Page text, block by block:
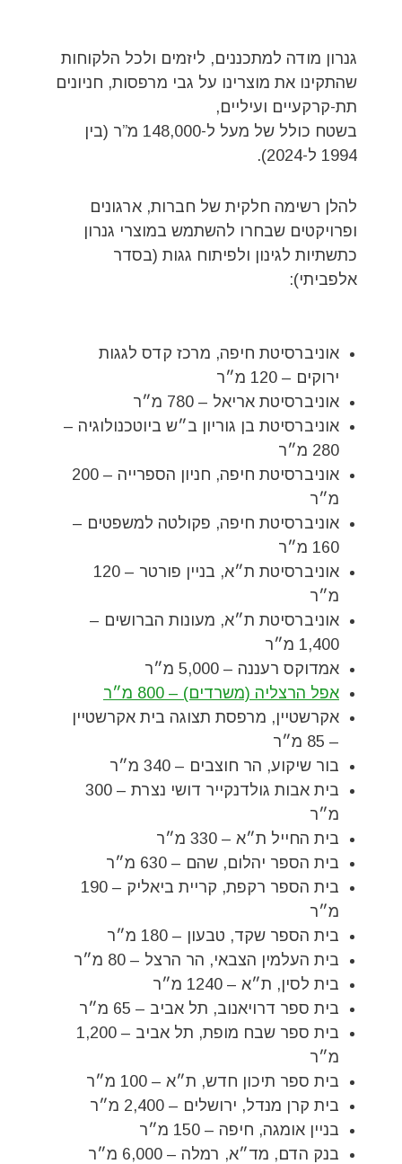
גנרון מודה למתכננים, ליזמים ולכל הלקוחות
שהתקינו את מוצרינו על גבי מרפסות, חניונים
תת-קרקעיים ועיליים,
בשטח כולל של מעל ל-148,000 מ”ר (בין
1994 ל-2024).
להלן רשימה חלקית של חברות, ארגונים
ופרויקטים שבחרו להשתמש במוצרי גנרון
כתשתיות לגינון ולפיתוח גגות (בסדר
אלפביתי):
אוניברסיטת חיפה, מרכז קדס לגגות
ירוקים – 120 מ״ר
אוניברסיטת אריאל – 780 מ״ר
אוניברסיטת בן גוריון ב״ש ביוטכנולוגיה –
280 מ״ר
אוניברסיטת חיפה, חניון הספרייה – 200
מ״ר
אוניברסיטת חיפה, פקולטה למשפטים –
160 מ״ר
אוניברסיטת ת״א, בניין פורטר – 120
מ״ר
אוניברסיטת ת״א, מעונות הברושים –
1,400 מ״ר
אמדוקס רעננה – 5,000 מ״ר
אפל הרצליה (משרדים) – 800 מ״ר
אקרשטיין, מרפסת תצוגה בית אקרשטיין
– 85 מ״ר
בור שיקוע, הר חוצבים – 340 מ״ר
בית אבות גולדנקייר דושי נצרת – 300
מ״ר
בית החייל ת״א – 330 מ״ר
בית הספר יהלום, שהם – 630 מ״ר
בית הספר רקפת, קריית ביאליק – 190
מ״ר
בית הספר שקד, טבעון – 180 מ״ר
בית העלמין הצבאי, הר הרצל – 80 מ״ר
בית לסין, ת״א – 1240 מ״ר
בית ספר דרויאנוב, תל אביב – 65 מ״ר
בית ספר שבח מופת, תל אביב – 1,200
מ״ר
בית ספר תיכון חדש, ת״א – 100 מ״ר
בית קרן מנדל, ירושלים – 2,400 מ״ר
בניין אומגה, חיפה – 150 מ״ר
בנק הדם, מד״א, רמלה – 6,000 מ״ר